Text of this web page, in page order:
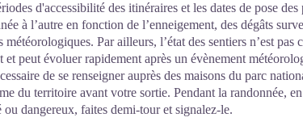
d'accessibilité des itinéraires et les dates de pose des
à l’autre en fonction de l’enneigement, des dégâts
météorologiques. Par ailleurs, l’état des sentiers n’est pas
et peut évoluer rapidement après un évènement
de se renseigner auprès des maisons du parc
du territoire avant votre sortie. Pendant la randonnée,
ou dangereux, faites demi-tour et signalez-le.